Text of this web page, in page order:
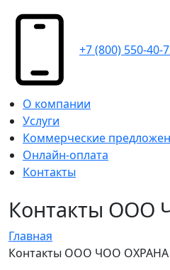
+7 (800) 550-40-
О компании
Услуги
Коммерческие
Онлайн-оплата
Контакты
Контакты ООО
Главная
Контакты ООО ЧОО ОХРАНА